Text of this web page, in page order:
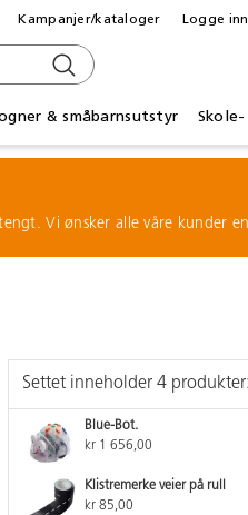
& småbarnsutstyr
Kampanjer/kataloger Logge
Vi ønsker alle våre kunder
Settet inneholder 4 produkter:
Blue-Bot.
kr 1 656,00
Klistremerke veier på rull
kr 85,00